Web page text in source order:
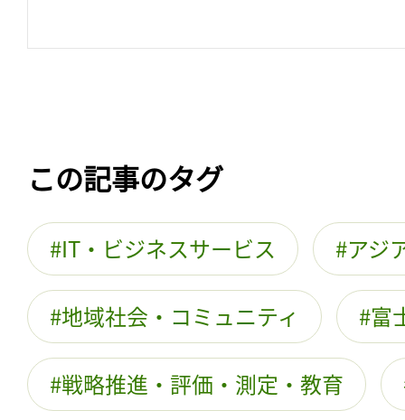
この記事のタグ
IT・ビジネスサービス アジ
地域社会・コミュニティ 富
戦略推進・評価・測定・教育